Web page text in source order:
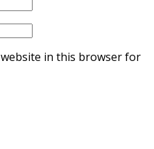
website in this browser for